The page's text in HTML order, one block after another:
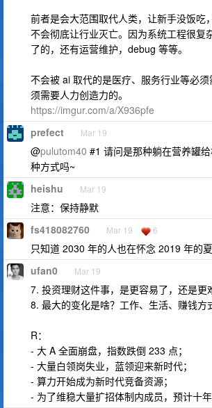
前者是会大范围取代人类，让新手没饭吃
不会彻底让行业灭亡。因为系统工程很复
了的，还有运营维护，debug 等等。
不会被 ai 取代的是医疗、服务行业等必
须需要人力创造力的。
https://imgur.com/a/X936pfe
prefect Mar 19
@pulutom40 #1 请问是那种躺在营养罐
种方式吗~
heishu Mar 19
注意：保持静默
fs418082760 Mar 19 6
只知道 2030 年的人也在怀念 2019 年的
ufan0 Mar 19
7. 投资理财这件事，是更容易了，还是更
8. 最大的变化是啥？工作、生活、赚钱方
R：
- 大 A 全面崩盘，指数跌倒 233 点；
- 大量白领岗失业，蓝领迎来新时代；
- 算力开始成为新时代竞备资源；
- 为了维稳大量扩招体制内成员，预计十